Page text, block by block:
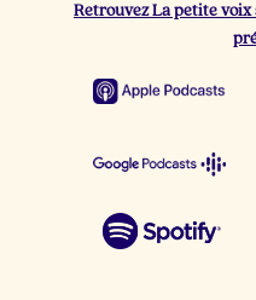
Retrouvez La petite voix